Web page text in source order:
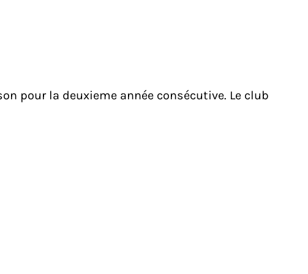
pour la deuxieme année consécutive. Le club